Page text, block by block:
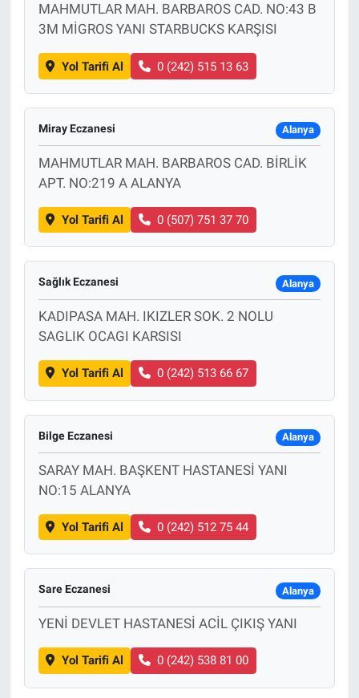
MAHMUTLAR MAH. BARBAROS CAD. NO:43 B
3M MİGROS YANI STARBUCKS KARŞISI
Yol Tarifi Al 0 (242) 515 13 63
Miray Eczanesi Alanya
MAHMUTLAR MAH. BARBAROS CAD. BİRLİK
APT. NO:219 A ALANYA
Yol Tarifi Al 0 (507) 751 37 70
Sağlık Eczanesi Alanya
KADIPASA MAH. IKIZLER SOK. 2 NOLU
SAGLIK OCAGI KARSISI
Yol Tarifi Al 0 (242) 513 66 67
Bilge Eczanesi Alanya
SARAY MAH. BAŞKENT HASTANESİ YANI
NO:15 ALANYA
Yol Tarifi Al 0 (242) 512 75 44
Sare Eczanesi Alanya
YENİ DEVLET HASTANESİ ACİL ÇIKIŞ YANI
Yol Tarifi Al 0 (242) 538 81 00